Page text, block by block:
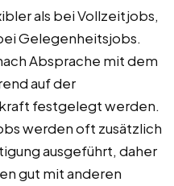
als bei Vollzeitjobs,
Gelegenheitsjobs.
Absprache mit dem
auf der
festgelegt werden.
werden oft zusätzlich
ausgeführt, daher
gut mit anderen